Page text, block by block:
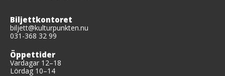
Biljettkontoret
biljett@kulturpunkten.nu
031-368 32 99
Öppettider
Vardagar 12–18
Lördag 10–14